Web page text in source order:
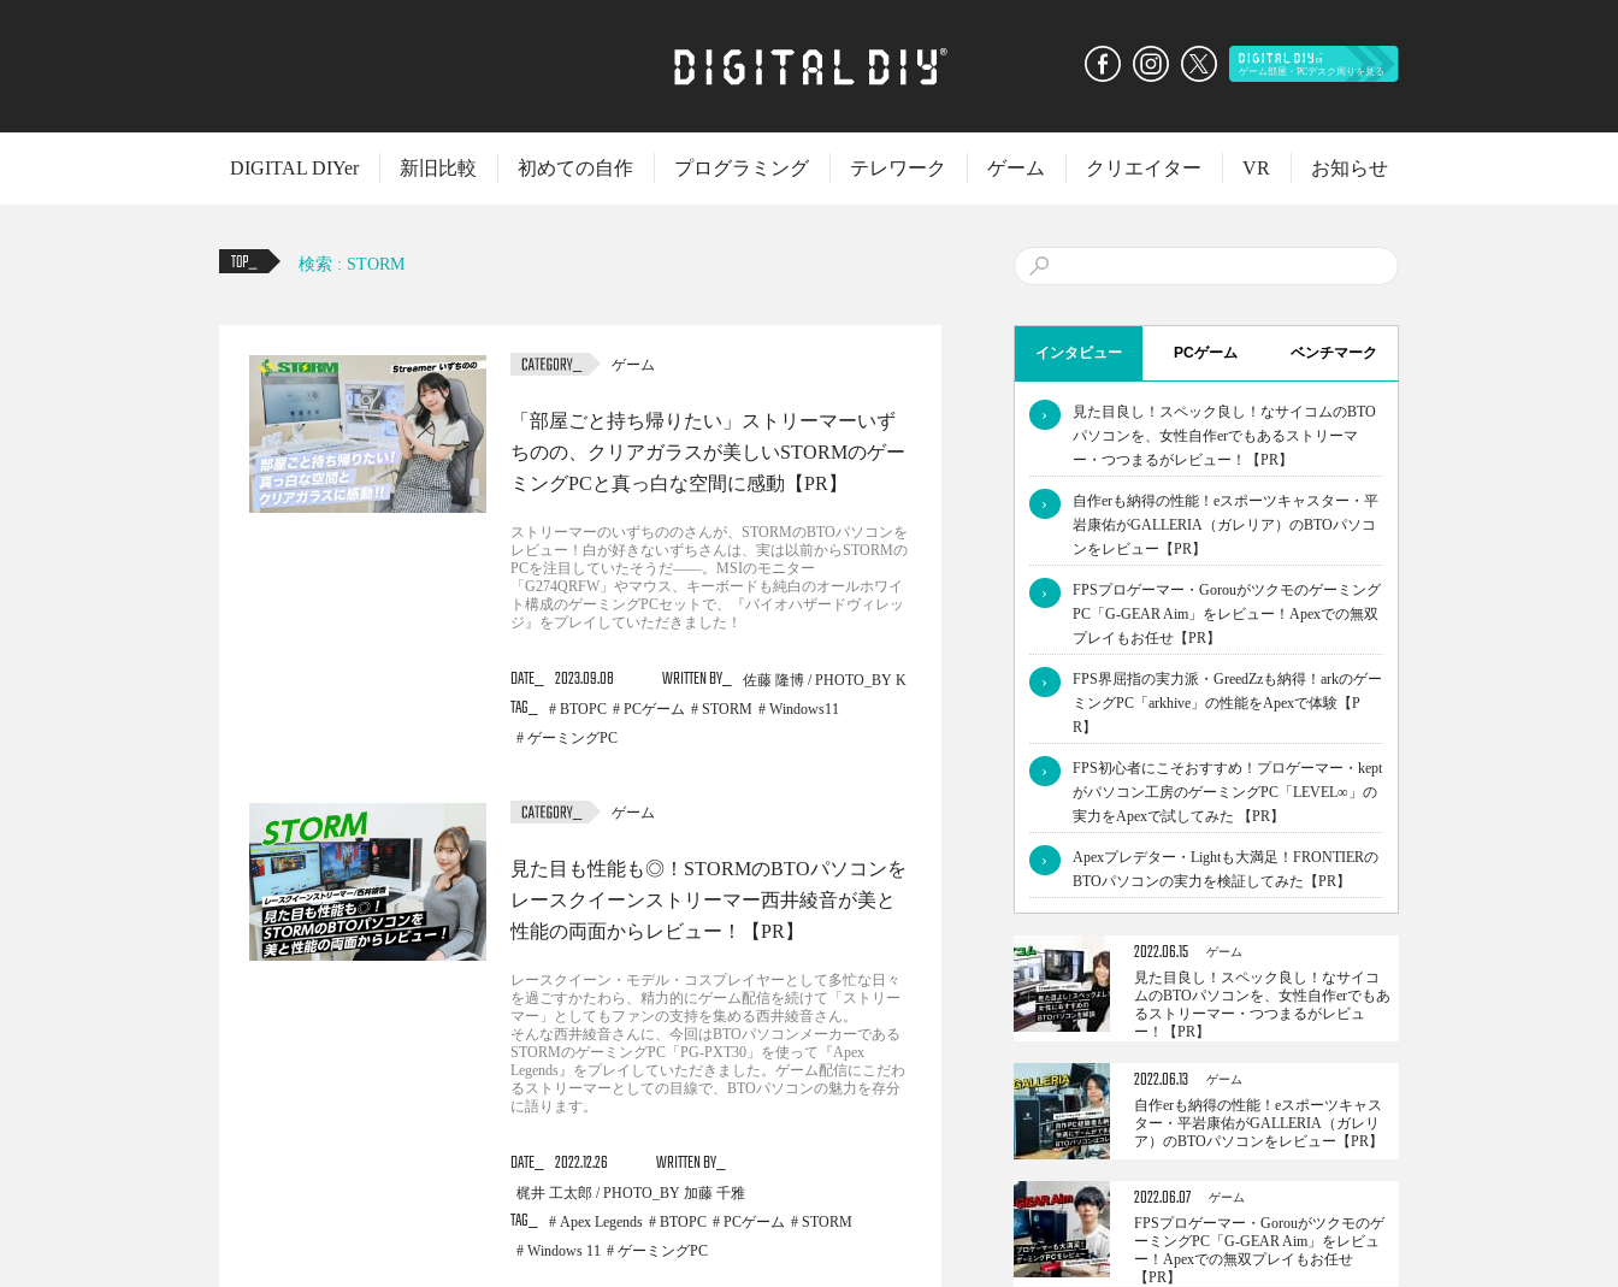
DIGITAL DIYer 新旧比較 初めての自作 プログラミング テレワーク ゲーム クリエイター VR お知らせ
検索 : STORM
ゲーム
「部屋ごと持ち帰りたい」ストリーマーいず
ちのの、クリアガラスが美しいSTORMのゲー
ミングPCと真っ白な空間に感動【PR】
ストリーマーのいずちののさんが、STORMのBTOパソコンを
レビュー！白が好きないずちさんは、実は以前からSTORMの
PCを注目していたそうだ――。MSIのモニター
「G274QRFW」やマウス、キーボードも純白のオールホワイ
ト構成のゲーミングPCセットで、『バイオハザードヴィレッ
ジ』をプレイしていただきました！
DATE 2023.09.08 WRITTEN BY 佐藤 隆博 / PHOTO_BY K
TAG BTOPC PCゲーム STORM
Windows11
ゲーミングPC
ゲーム
見た目も性能も◎！STORMのBTOパソコンを
レースクイーンストリーマー西井綾音が美と
性能の両面からレビュー！【PR】
レースクイーン・モデル・コスプレイヤーとして多忙な日々
を過ごすかたわら、精力的にゲーム配信を続けて「ストリー
マー」としてもファンの支持を集める西井綾音さん。
そんな西井綾音さんに、今回はBTOパソコンメーカーである
STORMのゲーミングPC「PG-PXT30」を使って『Apex
Legends』をプレイしていただきました。ゲーム配信にこだわ
るストリーマーとしての目線で、BTOパソコンの魅力を存分
に語ります。
DATE 2022.12.26 WRITTEN BY
梶井 工太郎 / PHOTO_BY 加藤 千雅
TAG Apex Legends BTOPC PCゲーム
STORM
Windows 11
ゲーミングPC
インタビュー PCゲーム ベンチマーク
›
見た目良し！スペック良し！なサイコムのBTO
パソコンを、女性自作erでもあるストリーマ
ー・つつまるがレビュー！【PR】
›
自作erも納得の性能！eスポーツキャスター・平
岩康佑がGALLERIA（ガレリア）のBTOパソコ
ンをレビュー【PR】
›
FPSプロゲーマー・Gorouがツクモのゲーミング
PC「G-GEAR Aim」をレビュー！Apexでの無双
プレイもお任せ【PR】
›
FPS界屈指の実力派・GreedZzも納得！arkのゲー
ミングPC「arkhive」の性能をApexで体験【P
R】
›
FPS初心者にこそおすすめ！プロゲーマー・kept
がパソコン工房のゲーミングPC「LEVEL∞」の
実力をApexで試してみた 【PR】
›
Apexプレデター・Lightも大満足！FRONTIERの
BTOパソコンの実力を検証してみた【PR】
2022.06.15 ゲーム
見た目良し！スペック良し！なサイコ
ムのBTOパソコンを、女性自作erでもあ
るストリーマー・つつまるがレビュ
ー！【PR】
2022.06.13 ゲーム
自作erも納得の性能！eスポーツキャス
ター・平岩康佑がGALLERIA（ガレリ
ア）のBTOパソコンをレビュー【PR】
2022.06.07 ゲーム
FPSプロゲーマー・Gorouがツクモのゲ
ーミングPC「G-GEAR Aim」をレビュ
ー！Apexでの無双プレイもお任せ
【PR】